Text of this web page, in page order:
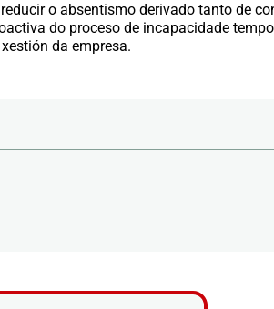
o absentismo derivado tanto de
do proceso de incapacidade
da empresa.